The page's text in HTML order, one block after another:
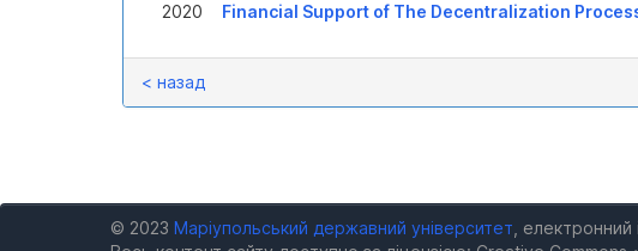
2020 Financial Support of The Decentralization
< назад
© 2023 Маріупольський державний університет , електронний